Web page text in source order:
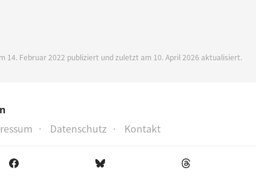
14. Februar 2022 publiziert und zuletzt am 10. April 2026 aktualisiert.
Datenschutz Kontakt